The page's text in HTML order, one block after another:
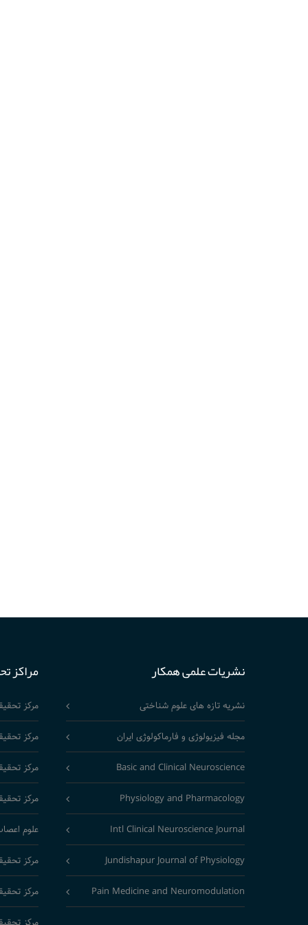
نشریات علمی همکار
نشریه تازه های علوم شناختی
مجله فیزیولوژی و فارماکولوژی ایران
Basic and Clinical Neuroscience
Physiology and Pharmacology
Intl Clinical Neuroscience Journal
Jundishapur Journal of Physiology
Pain Medicine and Neuromodulation
مراکز
مرکز
مرکز
مرکز
مرکز
علوم
مرکز
مرکز
مرکز